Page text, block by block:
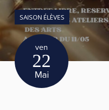
ven
22
Mai
SAISON ÉLÈVES